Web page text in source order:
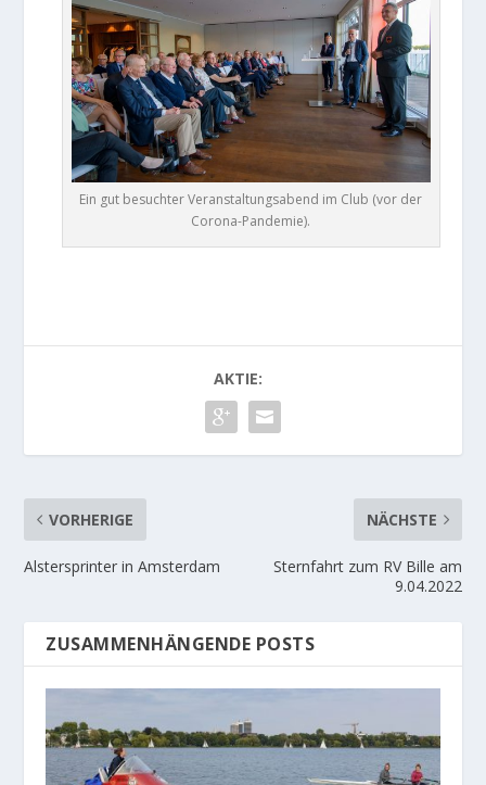
Ein gut besuchter Veranstaltungsabend im Club (vor der
Corona-Pandemie).
AKTIE:
VORHERIGE
Alstersprinter in Amsterdam
NÄCHSTE
Sternfahrt zum RV Bille am
9.04.2022
ZUSAMMENHÄNGENDE POSTS